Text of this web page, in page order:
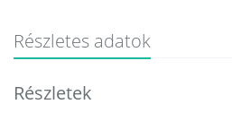
Részletes adatok
Részletek